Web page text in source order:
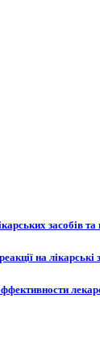
засобів та
на лікарські